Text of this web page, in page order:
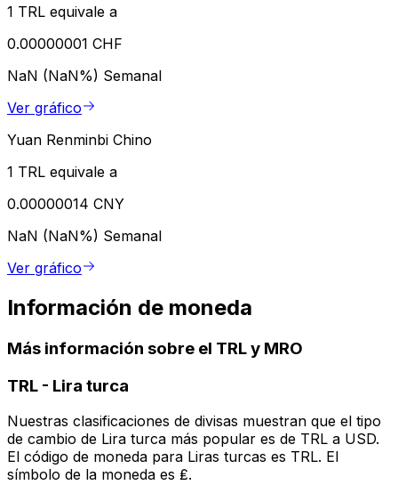
1 TRL equivale a
0.00000001 CHF
NaN (NaN%) Semanal
Ver gráfico
Yuan Renminbi Chino
1 TRL equivale a
0.00000014 CNY
NaN (NaN%) Semanal
Ver gráfico
Información de moneda
Más información sobre el TRL y MRO
TRL - Lira turca
Nuestras clasificaciones de divisas muestran que el tipo
de cambio de Lira turca más popular es de TRL a USD.
El código de moneda para Liras turcas es TRL. El
símbolo de la moneda es ₤.